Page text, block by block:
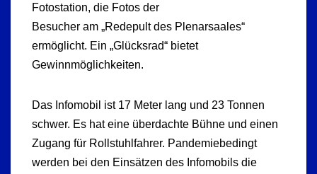
Fotostation, die Fotos der
Besucher am „Redepult des Plenarsaales“
ermöglicht. Ein „Glücksrad“ bietet
Gewinnmöglichkeiten.
Das Infomobil ist 17 Meter lang und 23 Tonnen
schwer. Es hat eine überdachte Bühne und einen
Zugang für Rollstuhlfahrer. Pandemiebedingt
werden bei den Einsätzen des Infomobils die